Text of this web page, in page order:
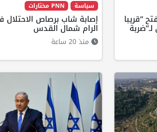
“قريبا
سياسة PNN مختارات
إصابة شاب برصاص
الرام شمال القدس
منذ 20 ساعة